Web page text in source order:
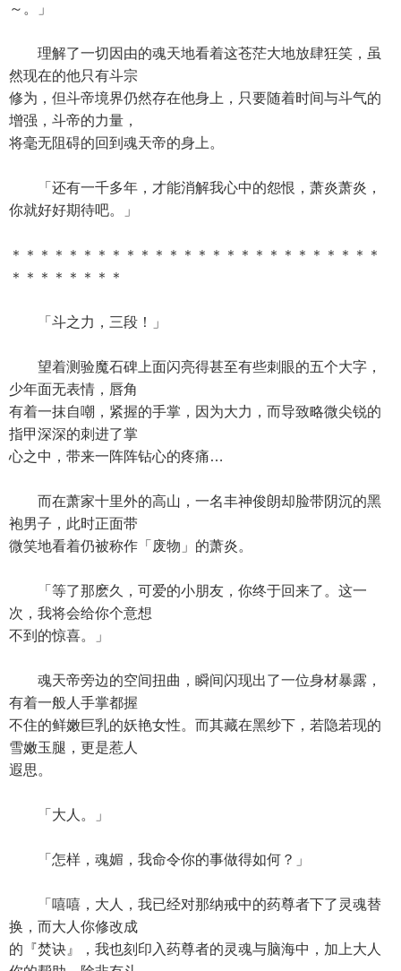
～。」
理解了一切因由的魂天地看着这苍茫大地放肆狂笑，虽
然现在的他只有斗宗
修为，但斗帝境界仍然存在他身上，只要随着时间与斗气的
增强，斗帝的力量，
将毫无阻碍的回到魂天帝的身上。
「还有一千多年，才能消解我心中的怨恨，萧炎萧炎，
你就好好期待吧。」
＊＊＊＊＊＊＊＊＊＊＊＊＊＊＊＊＊＊＊＊＊＊＊＊＊＊
＊＊＊＊＊＊＊＊
「斗之力，三段！」
望着测验魔石碑上面闪亮得甚至有些刺眼的五个大字，
少年面无表情，唇角
有着一抹自嘲，紧握的手掌，因为大力，而导致略微尖锐的
指甲深深的刺进了掌
心之中，带来一阵阵钻心的疼痛…
而在萧家十里外的高山，一名丰神俊朗却脸带阴沉的黑
袍男子，此时正面带
微笑地看着仍被称作「废物」的萧炎。
「等了那麽久，可爱的小朋友，你终于回来了。这一
次，我将会给你个意想
不到的惊喜。」
魂天帝旁边的空间扭曲，瞬间闪现出了一位身材暴露，
有着一般人手掌都握
不住的鲜嫩巨乳的妖艳女性。而其藏在黑纱下，若隐若现的
雪嫩玉腿，更是惹人
遐思。
「大人。」
「怎样，魂媚，我命令你的事做得如何？」
「嘻嘻，大人，我已经对那纳戒中的药尊者下了灵魂替
换，而大人你修改成
的『焚诀』，我也刻印入药尊者的灵魂与脑海中，加上大人